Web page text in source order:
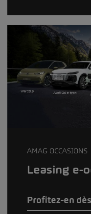
AMAG OCCASIONS
Leasing e-
Profitez-en